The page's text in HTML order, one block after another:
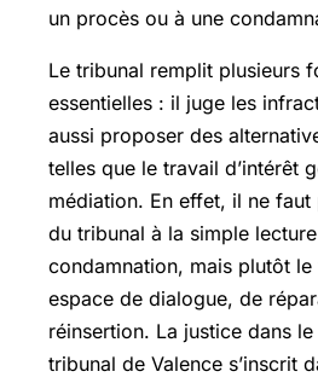
un procès ou à une
Le tribunal remplit plusieurs
essentielles : il juge les
aussi proposer des
telles que le travail d’intérêt
médiation. En effet, il ne faut
du tribunal à la simple lecture
condamnation, mais plutôt
espace de dialogue, de
réinsertion. La justice dans
tribunal de Valence s’inscrit